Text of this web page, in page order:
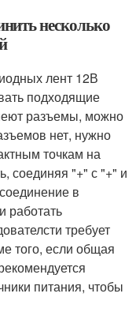
несколько
лент 12В
подходящие
разъемы, можно
нет, нужно
точкам на
соединяя "+" с "+" и
в
работать
требует
того, если общая
питания, чтобы